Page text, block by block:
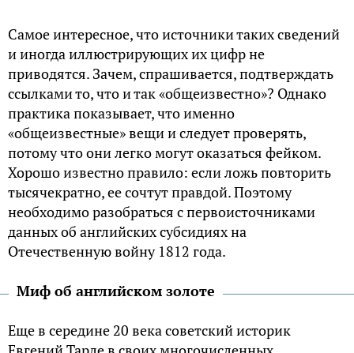
Самое интересное, что источники таких сведений
и иногда иллюстрирующих их цифр не
приводятся. Зачем, спрашивается, подтверждать
ссылками то, что и так «общеизвестно»? Однако
практика показывает, что именно
«общеизвестные» вещи и следует проверять,
потому что они легко могут оказаться фейком.
Хорошо известно правило: если ложь повторить
тысячекратно, ее сочтут правдой. Поэтому
необходимо разобраться с первоисточниками
данных об английских субсидиях на
Отечественную войну 1812 года.
Миф об английском золоте
Еще в середине 20 века советский историк